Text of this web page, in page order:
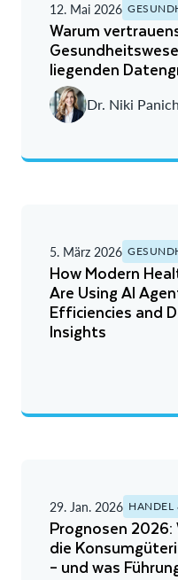
12. Mai 2026
Warum
liegenden
Dr. Niki
5. März 2026
How Modern
Are Using AI
Efficiencies and
Insights
29. Jan. 2026 HANDEL
Prognosen 2026:
die
– und was